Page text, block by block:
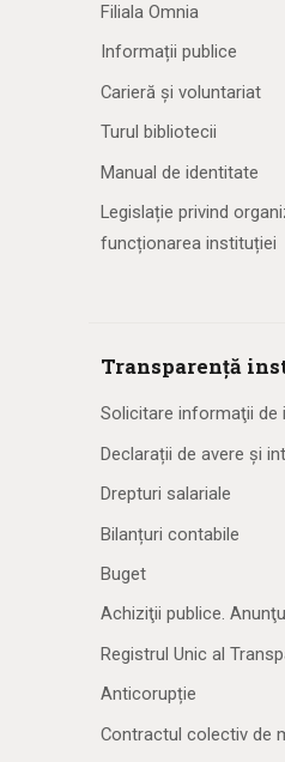
Filiala Omnia
Informații publice
Carieră și voluntariat
Turul bibliotecii
Manual de identitate
Legislație privind
funcționarea instituției
Transparență
Solicitare informaţii de
Declarații de avere și
Drepturi salariale
Bilanțuri contabile
Buget
Achiziţii publice.
Registrul Unic al
Anticorupție
Contractul colectiv de